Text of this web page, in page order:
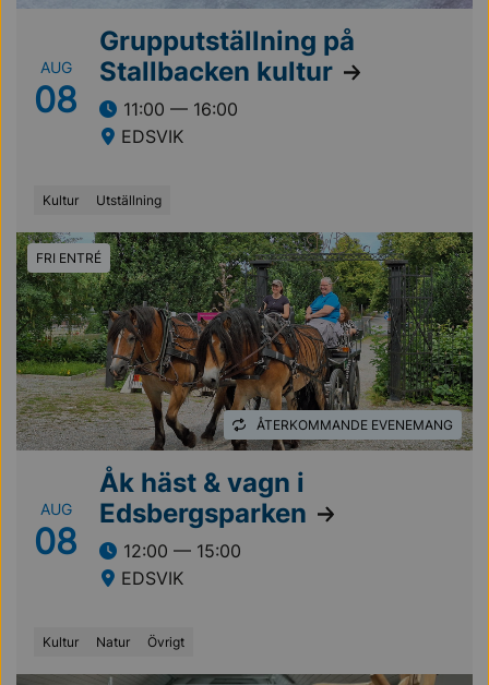
AUG
08
Grupputställning på
Stallbacken kultur
11:00 — 16:00
EDSVIK
Kultur Utställning
FRI ENTRÉ
ÅTERKOMMANDE EVENEMANG
AUG
08
Åk häst & vagn i
Edsbergsparken
12:00 — 15:00
EDSVIK
Kultur Natur Övrigt